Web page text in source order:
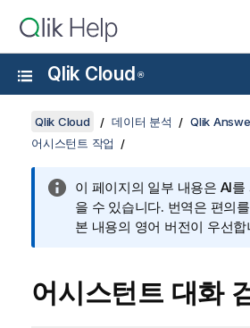
Qlik Cloud ®
Qlik Cloud 데이터 분석
Qlik
어시스턴트 작업
이 페이지의 일부 내용은 AI
을 수 있습니다. 번역은 편의
본 내용의 영어 버전이 우선합
어시스턴트 대화